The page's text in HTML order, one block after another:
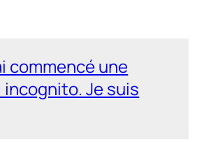
commencé une
Je suis